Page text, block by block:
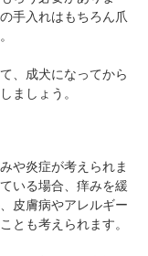
手入れはもちろん爪
、成犬になってから
ましょう。
や炎症が考えられま
いる場合、痒みを緩
皮膚病やアレルギー
とも考えられます。
みの方